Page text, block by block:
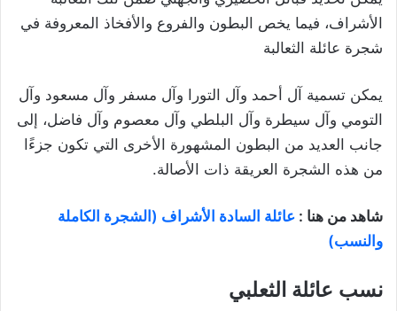
الأشراف، فيما يخص البطون والفروع والأفخاذ المعروفة في
شجرة عائلة الثعالبة
يمكن تسمية آل أحمد وآل التورا وآل مسفر وآل مسعود وآل
التومي وآل سيطرة وآل البلطي وآل معصوم وآل فاضل، إلى
جانب العديد من البطون المشهورة الأخرى التي تكون جزءًا
من هذه الشجرة العريقة ذات الأصالة.
شاهد من هنا : عائلة السادة الأشراف (الشجرة الكاملة
والنسب)
نسب عائلة الثعلبي